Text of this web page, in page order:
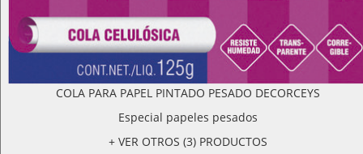
COLA PARA PAPEL PINTADO PESADO DECORCEYS
Especial papeles pesados
+ VER OTROS (3) PRODUCTOS